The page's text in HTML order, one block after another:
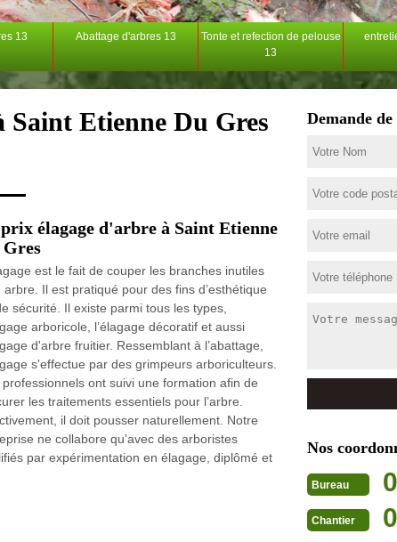
13 Abattage d'arbres 13
Tonte et refection de pelouse
13
Saint Etienne Du Gres
élagage d'arbre à Saint Etienne
est le fait de couper les branches inutiles
arbre. Il est pratiqué pour des fins d’esthétique
sécurité. Il existe parmi tous les types,
arboricole, l’élagage décoratif et aussi
d'arbre fruitier. Ressemblant à l’abattage,
s'effectue par des grimpeurs arboriculteurs.
professionnels ont suivi une formation afin de
les traitements essentiels pour l’arbre.
il doit pousser naturellement. Notre
ne collabore qu'avec des arboristes
par expérimentation en élagage, diplômé et
Demande
Nos
Bureau
Chantier